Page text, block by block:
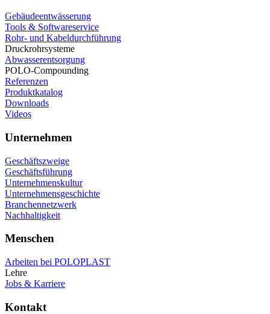
Gebäudeentwässerung
Tools & Softwareservice
Rohr- und Kabeldurchführung
Druckrohrsysteme
Abwasserentsorgung
POLO-Compounding
Referenzen
Produktkatalog
Downloads
Videos
Unternehmen
Geschäftszweige
Geschäftsführung
Unternehmenskultur
Unternehmensgeschichte
Branchennetzwerk
Nachhaltigkeit
Menschen
Arbeiten bei POLOPLAST
Lehre
Jobs & Karriere
Kontakt